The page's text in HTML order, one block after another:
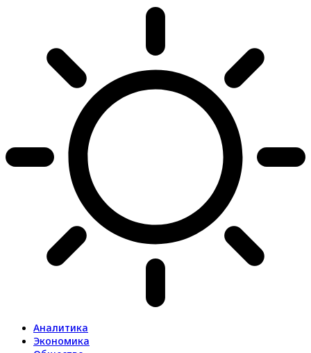
Аналитика
Экономика